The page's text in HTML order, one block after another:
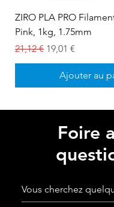
ZIRO PLA PRO
Pink, 1kg, 1.75mm
Prix original
21,12 € Prix
19,01 €
Ajouter au
Foire